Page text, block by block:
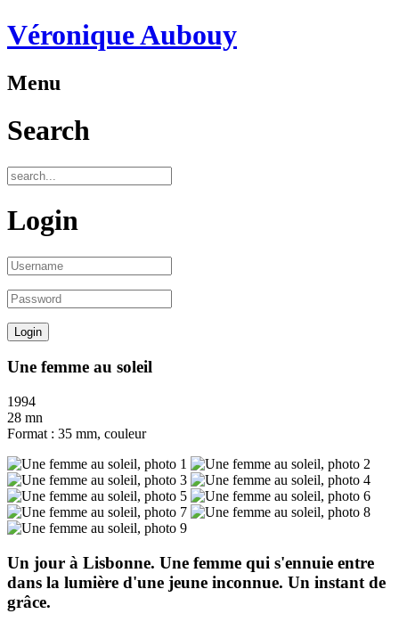
Véronique Aubouy
Menu
Search
Login
Une femme au soleil
1994
28 mn
Format : 35 mm, couleur
Un jour à Lisbonne. Une femme qui s'ennuie entre
dans la lumière d'une jeune inconnue. Un instant de
grâce.